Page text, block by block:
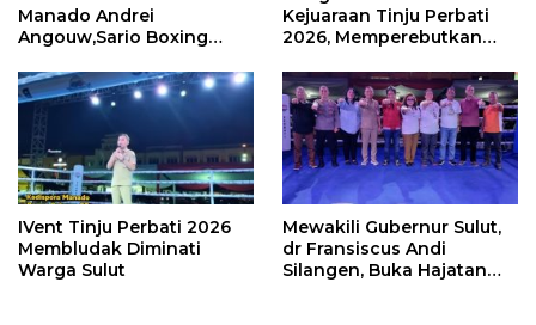
Manado Andrei
Angouw,Sario Boxing
Perbati 2026
Kejuaraan Tinju Perbati
2026, Memperebutkan
IVent Tinju Perbati 2026
Membludak Diminati
Warga Sulut
Mewakili Gubernur Sulut,
dr Fransiscus Andi
Silangen, Buka Hajatan